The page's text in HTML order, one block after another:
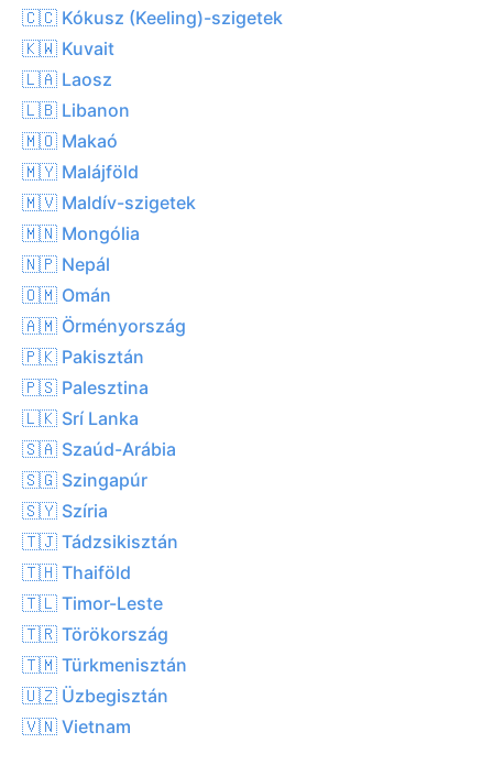
🇨🇨 Kókusz (Keeling)-szigetek
🇰🇼 Kuvait
🇱🇦 Laosz
🇱🇧 Libanon
🇲🇴 Makaó
🇲🇾 Malájföld
🇲🇻 Maldív-szigetek
🇲🇳 Mongólia
🇳🇵 Nepál
🇴🇲 Omán
🇦🇲 Örményország
🇵🇰 Pakisztán
🇵🇸 Palesztina
🇱🇰 Srí Lanka
🇸🇦 Szaúd-Arábia
🇸🇬 Szingapúr
🇸🇾 Szíria
🇹🇯 Tádzsikisztán
🇹🇭 Thaiföld
🇹🇱 Timor-Leste
🇹🇷 Törökország
🇹🇲 Türkmenisztán
🇺🇿 Üzbegisztán
🇻🇳 Vietnam